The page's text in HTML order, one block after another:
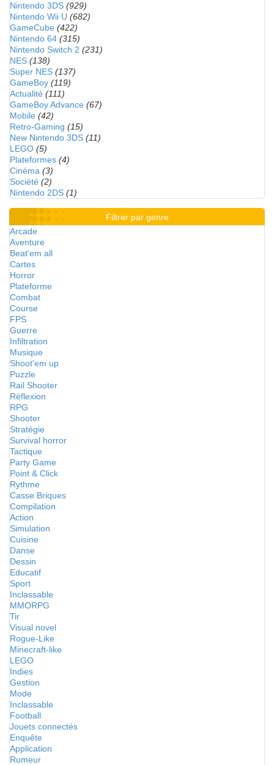
Nintendo 3DS (929)
Nintendo Wii U (682)
GameCube (422)
Nintendo 64 (315)
Nintendo Switch 2 (231)
NES (138)
Super NES (137)
GameBoy (119)
Actualité (111)
GameBoy Advance (67)
Mobile (42)
Retro-Gaming (15)
New Nintendo 3DS (11)
LEGO (5)
Plateformes (4)
Cinéma (3)
Société (2)
Nintendo 2DS (1)
Filtrer par genre
Arcade
Aventure
Beat'em all
Cartes
Horror
Plateforme
Combat
Course
FPS
Guerre
Infiltration
Musique
Shoot'em up
Puzzle
Rail Shooter
Réflexion
RPG
Shooter
Stratégie
Survival horror
Tactique
Party Game
Point & Click
Rythme
Casse Briques
Compilation
Action
Simulation
Cuisine
Danse
Dessin
Educatif
Sport
Inclassable
MMORPG
Tir
Visual novel
Rogue-Like
Minecraft-like
LEGO
Indies
Gestion
Mode
Inclassable
Football
Jouets connectés
Enquête
Application
Rumeur